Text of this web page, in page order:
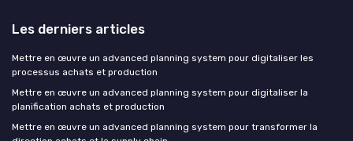
Les derniers articles
Mettre en œuvre un advanced planning system pour digitaliser les
processus achats et production
Mettre en œuvre un advanced planning system pour digitaliser la
planification achats et production
Mettre en œuvre un advanced planning system pour transformer la